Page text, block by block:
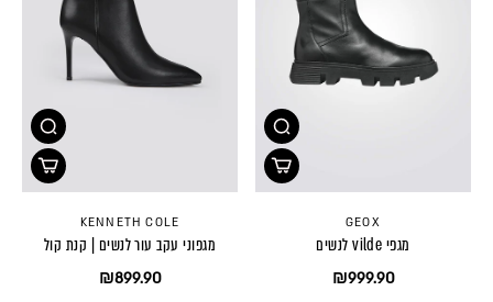
GEOX
מגפי vilde לנשים
₪999.90
KENNETH COLE
מגפוני עקב עור לנשים | קנת קול
₪899.90